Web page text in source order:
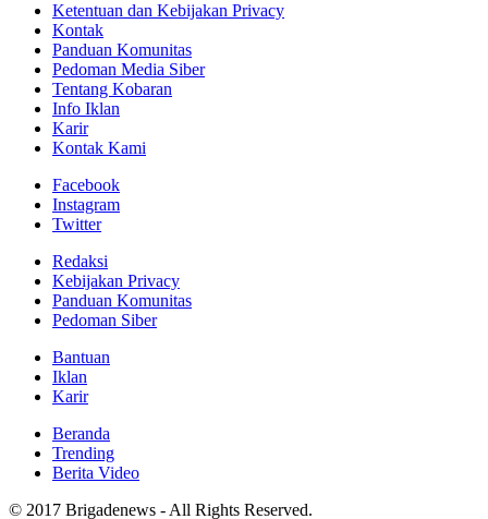
Ketentuan dan Kebijakan Privacy
Kontak
Panduan Komunitas
Pedoman Media Siber
Tentang Kobaran
Info Iklan
Karir
Kontak Kami
Facebook
Instagram
Twitter
Redaksi
Kebijakan Privacy
Panduan Komunitas
Pedoman Siber
Bantuan
Iklan
Karir
Beranda
Trending
Berita Video
© 2017 Brigadenews - All Rights Reserved.